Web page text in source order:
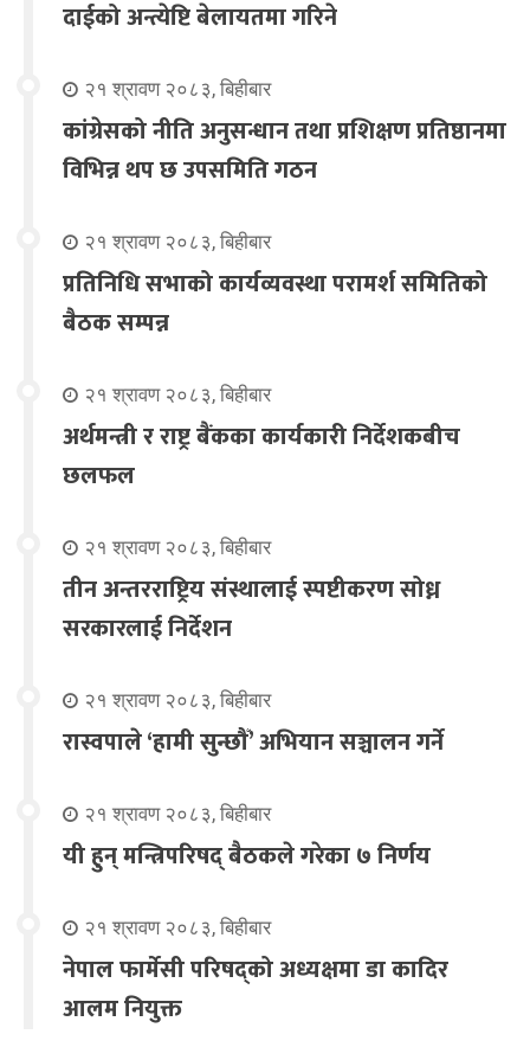
दाईको अन्त्येष्टि बेलायतमा गरिने
२१ श्रावण २०८३, बिहीबार
कांग्रेसको नीति अनुसन्धान तथा प्रशिक्षण प्रतिष्ठानमा
विभिन्न थप छ उपसमिति गठन
२१ श्रावण २०८३, बिहीबार
प्रतिनिधि सभाको कार्यव्यवस्था परामर्श समितिको
बैठक सम्पन्न
२१ श्रावण २०८३, बिहीबार
अर्थमन्त्री र राष्ट्र बैंकका कार्यकारी निर्देशकबीच
छलफल
२१ श्रावण २०८३, बिहीबार
तीन अन्तरराष्ट्रिय संस्थालाई स्पष्टीकरण सोध्न
सरकारलाई निर्देशन
२१ श्रावण २०८३, बिहीबार
रास्वपाले ‘हामी सुन्छौँ’ अभियान सञ्चालन गर्ने
२१ श्रावण २०८३, बिहीबार
यी हुन् मन्त्रिपरिषद् बैठकले गरेका ७ निर्णय
२१ श्रावण २०८३, बिहीबार
नेपाल फार्मेसी परिषद्को अध्यक्षमा डा कादिर
आलम नियुक्त